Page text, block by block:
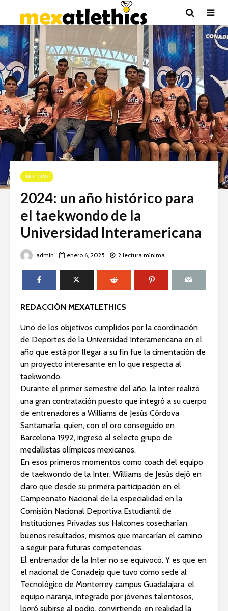
NOTICIAS
2024: un año histórico para
el taekwondo de la
Universidad Interamericana
admin enero 6, 2025 2 lectura mínima
REDACCIÓN MEXATLETHICS
Uno de los objetivos cumplidos por la coordinación
de Deportes de la Universidad Interamericana en el
año que está por llegar a su fin fue la cimentación de
un proyecto interesante en lo que respecta al
taekwondo.
Durante el primer semestre del año, la Inter realizó
una gran contratación puesto que integró a su cuerpo
de entrenadores a Williams de Jesús Córdova
Santamaría, quien, con el oro conseguido en
Barcelona 1992, ingresó al selecto grupo de
medallistas olímpicos mexicanos.
En esos primeros momentos como coach del equipo
de taekwondo de la Inter, Williams de Jesús dejó en
claro que desde su primera participación en el
Campeonato Nacional de la especialidad en la
Comisión Nacional Deportiva Estudiantil de
Instituciones Privadas sus Halcones cosecharían
buenos resultados, mismos que marcarían el camino
a seguir para futuras competencias.
El entrenador de la Inter no se equivocó. Y es que en
el nacional de Conadeip que tuvo como sede al
Tecnológico de Monterrey campus Guadalajara, el
equipo naranja, integrado por jóvenes talentosos,
logró subirse al podio, convirtiendo en realidad la